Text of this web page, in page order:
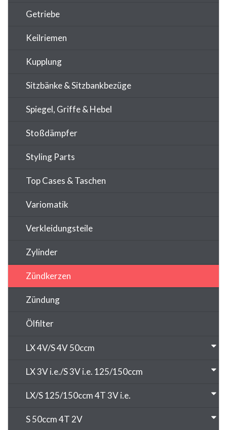
Getriebe
Keilriemen
Kupplung
Sitzbänke & Sitzbankbezüge
Spiegel, Griffe & Hebel
Stoßdämpfer
Styling Parts
Top Cases & Taschen
Variomatik
Verkleidungsteile
Zylinder
Zündkerzen
Zündung
Ölfilter
LX 4V/S 4V 50ccm
LX 3V i.e./S 3V i.e. 125/150ccm
LX/S 125/150ccm 4T 3V i.e.
S 50ccm 4T 2V